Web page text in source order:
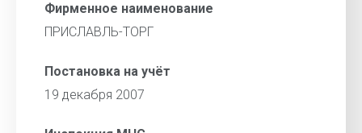
Фирменное наименование
ПРИСЛАВЛЬ-ТОРГ
Постановка на учёт
19 декабря 2007